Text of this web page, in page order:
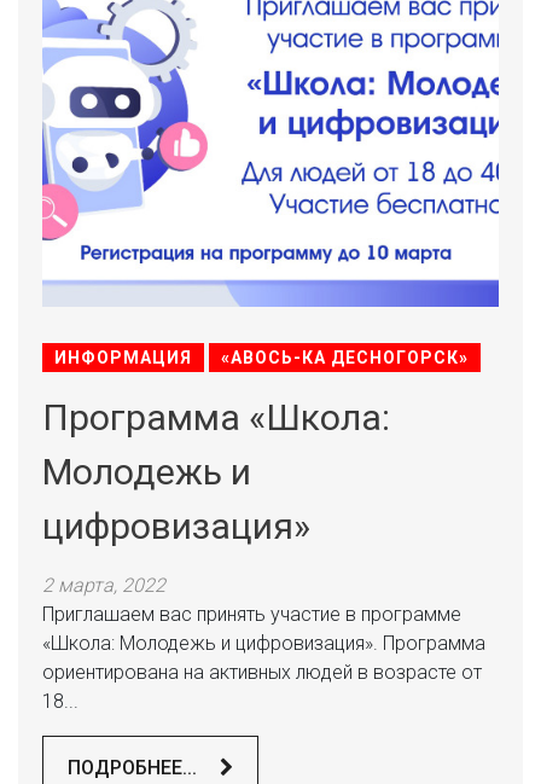
ИНФОРМАЦИЯ «АВОСЬ-КА ДЕСНОГОРСК»
Программа «Школа:
Молодежь и
цифровизация»
2 марта, 2022
Приглашаем вас принять участие в программе
«Школа: Молодежь и цифровизация». Программа
ориентирована на активных людей в возрасте от
18...
ПОДРОБНЕЕ...